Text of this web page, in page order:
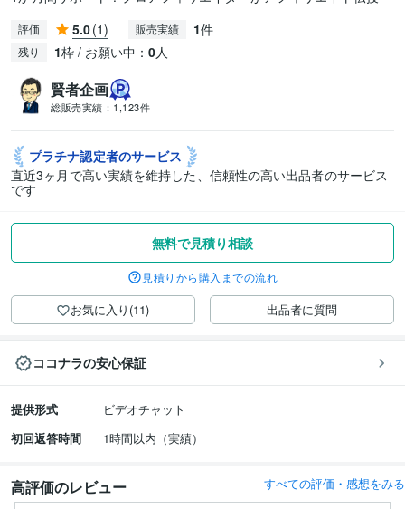
評価 5.0(1) 販売実績 1件
残り 1枠 / お願い中： 0人
賢者企画
総販売実績： 1,123件
プラチナ認定者のサービス
直近3ヶ月で高い実績を維持した、信頼性の高い出品者のサービス
です
無料で見積り相談
見積りから購入までの流れ
お気に入り(11) 出品者に質問
ココナラの安心保証
提供形式
ビデオチャット
初回返答時間
1時間以内（実績）
高評価のレビュー すべての評価・感想をみる